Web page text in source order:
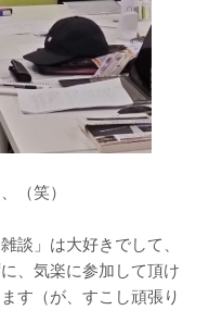
（笑）
談」は大好きでして、
、気楽に参加して頂け
す（が、すこし頑張り